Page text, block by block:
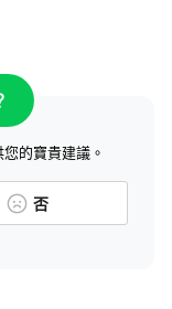
的寶貴建議。
否